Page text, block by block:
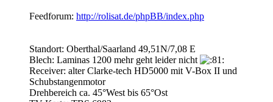
Feedforum: http://rolisat.de/phpBB/index.php
Standort: Oberthal/Saarland 49,51N/7,08 E
Blech: Laminas 1200 mehr geht leider nicht
Receiver: alter Clarke-tech HD5000 mit V-Box II und
Schubstangenmotor
Drehbereich ca. 45°West bis 65°Ost